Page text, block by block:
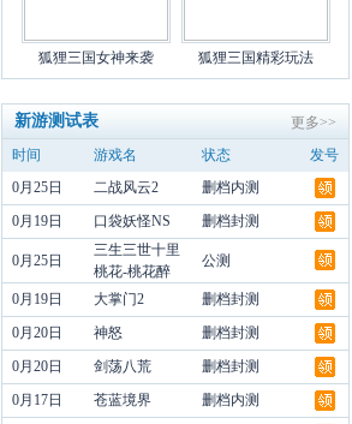
狐狸三国女神来袭 狐狸三国精彩玩法
新游测试表
更多>>
时间
游戏名 状态
发号
0月25日
二战风云2 删档内测
0月19日 口袋妖怪NS 删档封测
0月25日
三生三世十里
桃花-桃花醉
公测
0月19日 大掌门2 删档封测
0月20日 神怒 删档封测
0月20日 剑荡八荒 删档封测
0月17日 苍蓝境界 删档内测